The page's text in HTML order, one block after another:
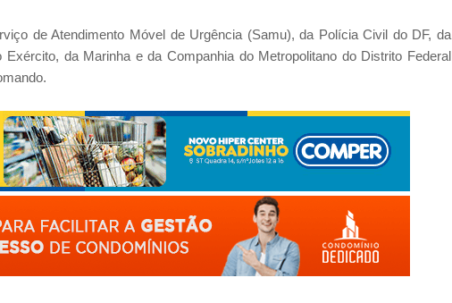
de Atendimento Móvel de Urgência (Samu), da Polícia Civil do DF, da
da Marinha e da Companhia do Metropolitano do Distrito Federal